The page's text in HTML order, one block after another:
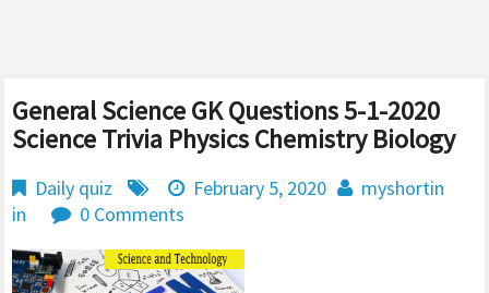
General Science GK Questions 5-1-2020
Science Trivia Physics Chemistry Biology
Daily quiz February 5, 2020
myshortin
in
0 Comments